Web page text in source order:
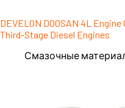
DEVELON DOOSAN 4L
Third-Stage Diesel Engines
Смазочные